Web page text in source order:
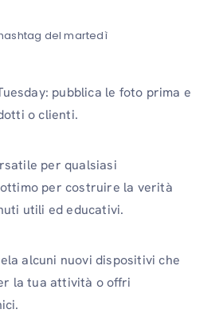
del martedì
pubblica le foto prima e
o clienti.
per qualsiasi
per costruire la verità
utili ed educativi.
alcuni nuovi dispositivi che
la tua attività o offri